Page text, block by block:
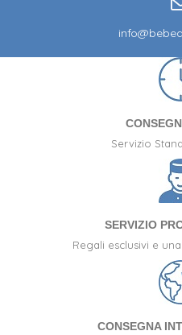
Servizio
SERVIZIO
Regali esclusivi e
CONSEGNA